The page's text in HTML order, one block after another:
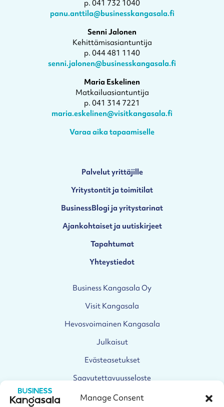
Manage Consent
p. 041 732 1040
panu.anttila@businesskangasala.fi
Senni Jalonen
Kehittämisasiantuntija
p. 044 481 1140
senni.jalonen@businesskangasala.fi
Maria Eskelinen
Matkailuasiantuntija
p. 041 314 7221
maria.eskelinen@visitkangasala.fi
Varaa aika tapaamiselle
Palvelut yrittäjille
Yritystontit ja toimitilat
BusinessBlogi ja yritystarinat
Ajankohtaiset ja uutiskirjeet
Tapahtumat
Yhteystiedot
Business Kangasala Oy
Visit Kangasala
Hevosvoimainen Kangasala
Julkaisut
Evästeasetukset
Saavutettavuusseloste